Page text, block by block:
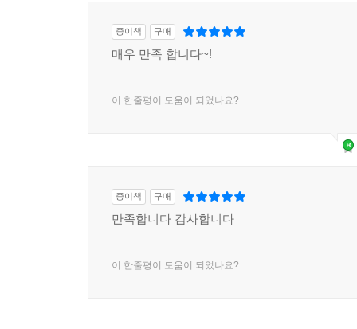
종이책 구매
매우 만족 합니다~!
이 한줄평이 도움이 되었나요?
종이책 구매
만족합니다 감사합니다
이 한줄평이 도움이 되었나요?